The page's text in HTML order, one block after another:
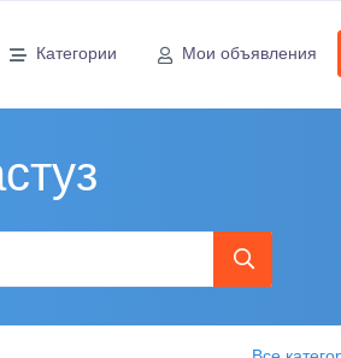
Категории Мои объявления